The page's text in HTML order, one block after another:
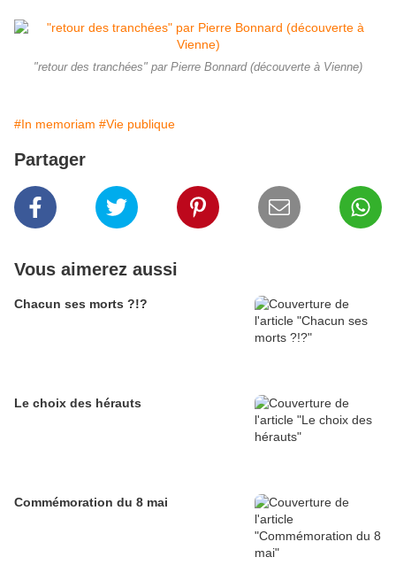
"retour des tranchées" par Pierre Bonnard (découverte à Vienne)
#In memoriam #Vie publique
Partager
Vous aimerez aussi
Chacun ses morts ?!?
Le choix des hérauts
Commémoration du 8 mai